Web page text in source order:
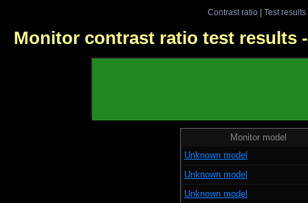
Contrast ratio| Test results
Monitor contrast ratio test results
Monitor model
Unknown model
Unknown model
Unknown model